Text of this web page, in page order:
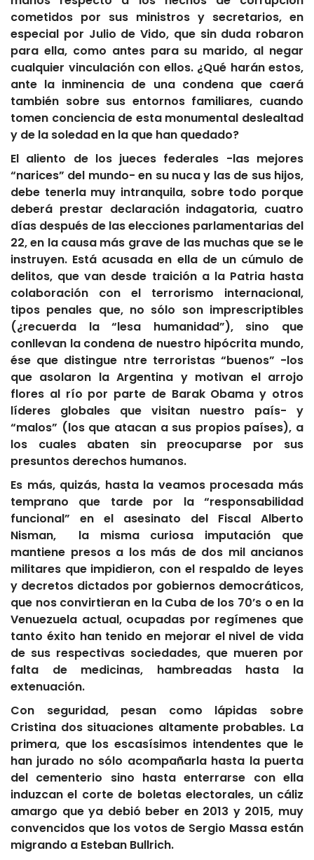
cometidos por sus ministros y secretarios, en
especial por Julio de Vido, que sin duda robaron
para ella, como antes para su marido, al negar
cualquier vinculación con ellos. ¿Qué harán estos,
ante la inminencia de una condena que caerá
también sobre sus entornos familiares, cuando
tomen conciencia de esta monumental deslealtad
y de la soledad en la que han quedado?
El aliento de los jueces federales -las mejores
“narices” del mundo- en su nuca y las de sus hijos,
debe tenerla muy intranquila, sobre todo porque
deberá prestar declaración indagatoria, cuatro
días después de las elecciones parlamentarias del
22, en la causa más grave de las muchas que se le
instruyen. Está acusada en ella de un cúmulo de
delitos, que van desde traición a la Patria hasta
colaboración con el terrorismo internacional,
tipos penales que, no sólo son imprescriptibles
(¿recuerda la “lesa humanidad”), sino que
conllevan la condena de nuestro hipócrita mundo,
ése que distingue ntre terroristas “buenos” -los
que asolaron la Argentina y motivan el arrojo
flores al río por parte de Barak Obama y otros
líderes globales que visitan nuestro país- y
“malos” (los que atacan a sus propios países), a
los cuales abaten sin preocuparse por sus
presuntos derechos humanos.
Es más, quizás, hasta la veamos procesada más
temprano que tarde por la “responsabilidad
funcional” en el asesinato del Fiscal Alberto
Nisman, la misma curiosa imputación que
mantiene presos a los más de dos mil ancianos
militares que impidieron, con el respaldo de leyes
y decretos dictados por gobiernos democráticos,
que nos convirtieran en la Cuba de los 70’s o en la
Venuezuela actual, ocupadas por regímenes que
tanto éxito han tenido en mejorar el nivel de vida
de sus respectivas sociedades, que mueren por
falta de medicinas, hambreadas hasta la
extenuación.
Con seguridad, pesan como lápidas sobre
Cristina dos situaciones altamente probables. La
primera, que los escasísimos intendentes que le
han jurado no sólo acompañarla hasta la puerta
del cementerio sino hasta enterrarse con ella
induzcan el corte de boletas electorales, un cáliz
amargo que ya debió beber en 2013 y 2015, muy
convencidos que los votos de Sergio Massa están
migrando a Esteban Bullrich.